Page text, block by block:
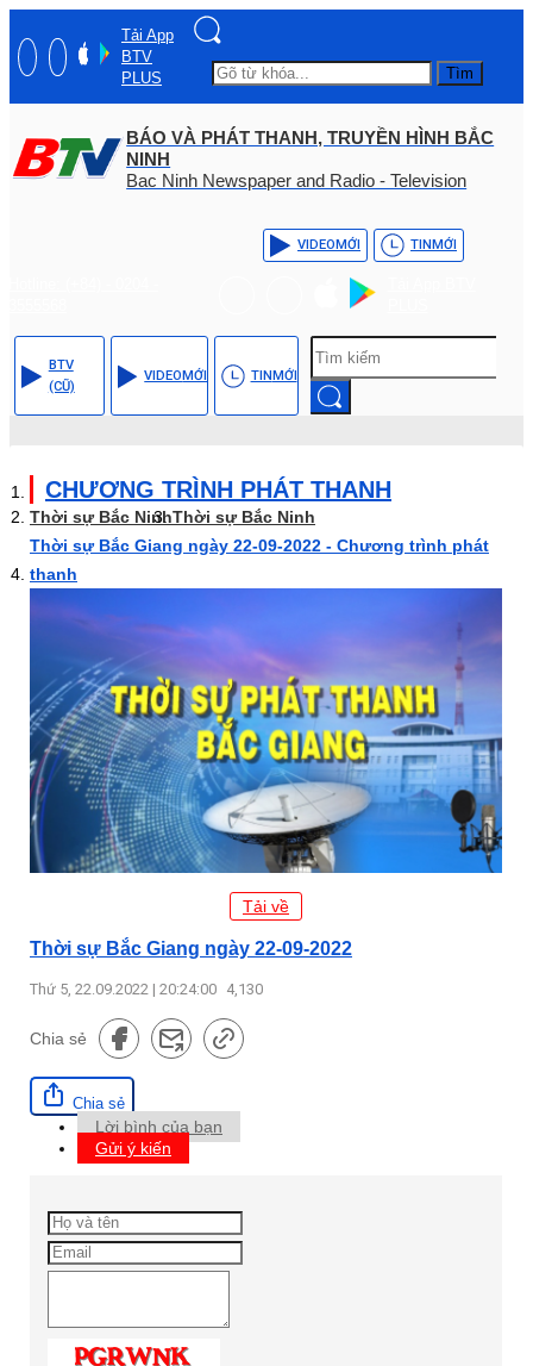
Tải App
BTV
PLUS
Tìm
BÁO VÀ PHÁT THANH, TRUYỀN HÌNH BẮC
NINH
Bac Ninh Newspaper and Radio - Television
VIDEOMỚI TINMỚI
BTV
(CŨ)
VIDEOMỚI TINMỚI
CHƯƠNG TRÌNH PHÁT THANH
Thời sự Bắc NinhThời sự Bắc Ninh
Thời sự Bắc Giang ngày 22-09-2022 - Chương trình phát
thanh
Tải về
Thời sự Bắc Giang ngày 22-09-2022
Thứ 5, 22.09.2022 | 20:24:00 4,130
Chia sẻ
Chia sẻ
Lời bình của bạn
Gửi ý kiến